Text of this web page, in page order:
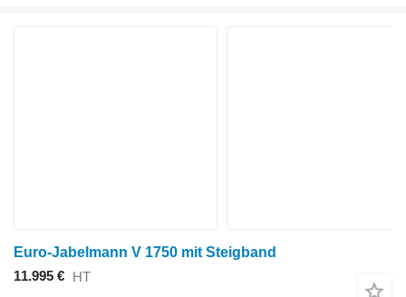
Euro-Jabelmann V 1750 mit Steigband
11.995 €
HT